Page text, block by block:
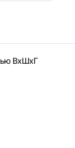
ВxШxГ